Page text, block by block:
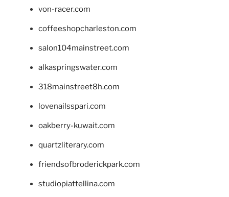
von-racer.com
coffeeshopcharleston.com
salon104mainstreet.com
alkaspringswater.com
318mainstreet8h.com
lovenailsspari.com
oakberry-kuwait.com
quartzliterary.com
friendsofbroderickpark.com
studiopiattellina.com